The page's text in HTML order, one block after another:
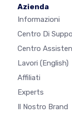
Azienda
Informazioni
Centro Di
Centro
Lavori (English)
Affiliati
Experts
Il Nostro Brand